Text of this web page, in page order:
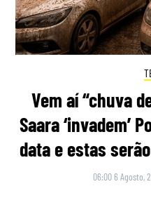
Vem aí “chuva
Saara ‘invadem’
data e estas
06:00 6 Agosto,